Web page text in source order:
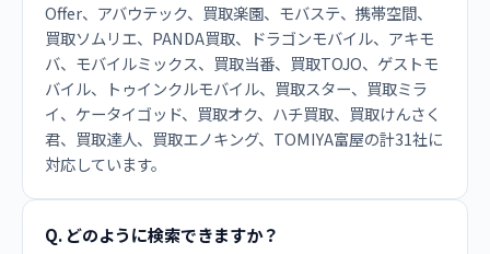
Offer、アバウテック、買取楽園、モバステ、携帯空間、
買取ソムリエ、PANDA買取、ドラゴンモバイル、アキモ
バ、モバイルミックス、買取当番、買取TOJO、ゲストモ
バイル、トゥインクルモバイル、買取スター、買取ミラ
イ、ケータイゴッド、買取オク、ハチ買取、買取けんさく
君、買取達人、買取エノキング、TOMIYA富屋の計31社に
対応しています。
Q. どのように検索できますか？